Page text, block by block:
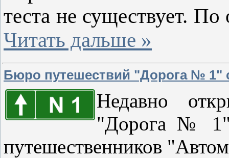
теста не существует.
Читать дальше »
Бюро путешествий "Дорога № 1"
Недавно
"Дорога № 1"
путешественников